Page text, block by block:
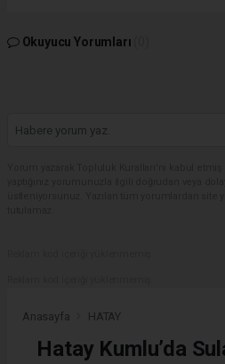
Okuyucu Yorumları
Anasayfa HATAY
Hatay Kumlu’da